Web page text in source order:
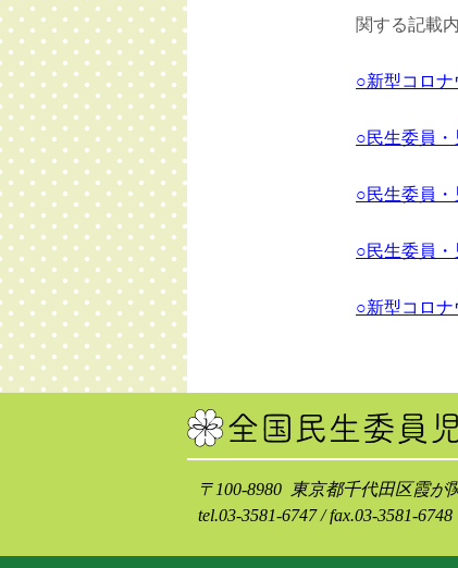
関する記載
○新型コロナ
○民生委員
○民生委員
○民生委員・
○新型コロ
〒100-8980 東京都千代田区霞が
tel.03-3581-6747 / fax.03-3581-6748